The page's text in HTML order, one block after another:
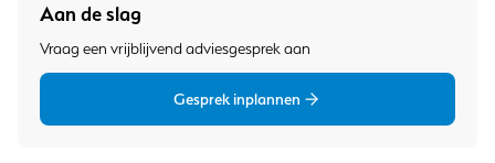
Aan de slag
Vraag een vrijblijvend adviesgesprek aan
Gesprek inplannen